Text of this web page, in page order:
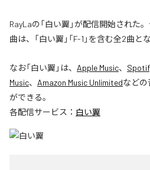
RayLaの「白い翼」が配信開始された
曲は、「白い翼」「F-1」を含む全2曲と
なお「白い翼 」は、 Apple Music、
Music、 Amazon Music Unlimitedなどの
ができる。
各配信サービス： 白い翼